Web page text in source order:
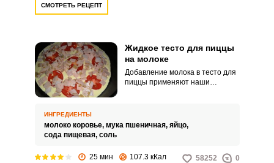
СМОТРЕТЬ РЕЦЕПТ
Жидкое тесто для пиццы
на молоке
Добавление молока в тесто для
пиццы применяют наши
более нежной и влажной, да и к
тому же пицца на молоке не
ИНГРЕДИЕНТЫ
молоко коровье, мука пшеничная, яйцо,
сода пищевая, соль
25 мин 107.3 кКал 58252 0
Запомнить меня
ВХОД
Забыли пароль?